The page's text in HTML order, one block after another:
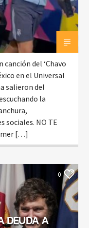
del ‘Chavo
en el Universal
salieron del
la
sociales. NO TE
[…]
0
DEUDA A